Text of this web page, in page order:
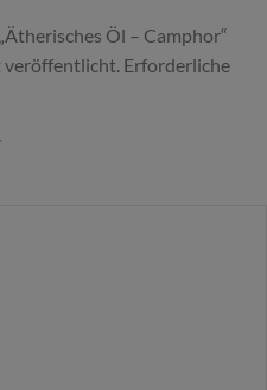
Öl – Camphor“
veröffentlicht. Erforderliche